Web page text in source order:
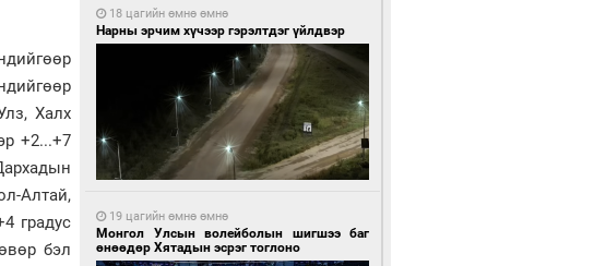
Халх
+2...+7
Алтай,
градус
бэл
18 цагийн өмнө өмнө
Нарны эрчим хүчээр гэрэлтдэг үйлдвэр
19 цагийн өмнө өмнө
Монгол Улсын волейболын шигшээ баг
өнөөдөр Хятадын эсрэг тоглоно